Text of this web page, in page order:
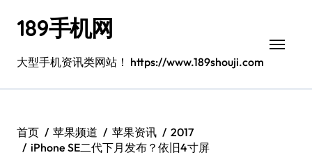
189手机网
大型手机资讯类网站！ https://www.189shouji.com
首页 苹果频道 苹果资讯
2017
iPhone SE二代下月发布？依旧4寸屏